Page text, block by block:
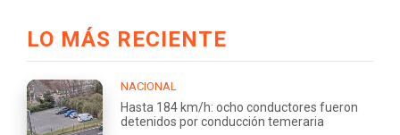
LO MÁS RECIENTE
NACIONAL
Hasta 184 km/h: ocho conductores fueron
detenidos por conducción temeraria